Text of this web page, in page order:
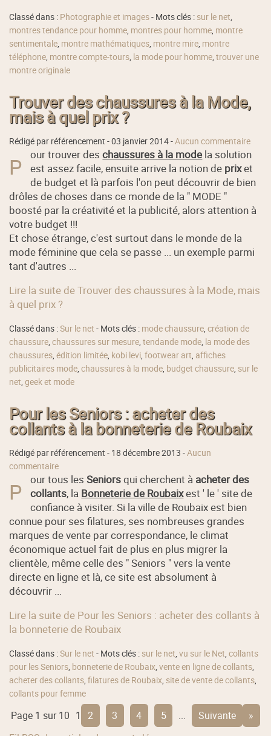
Classé dans : Photographie et images- Mots clés : sur le net
montres tendance pour homme montres pour homme montre
sentimentale montre mathématiques montre mire montre
téléphone montre compte-tours la mode pour homme ,trouver une
montre originale
Trouver des chaussures à la Mode,
mais à quel prix ?
Rédigé par référencement -03 janvier 2014-Aucun commentaire
P our trouver deschaussures à la mode la solution
est assez facile, ensuite arrive la notion de prixet
de budget et là parfois l'on peut découvrir de bien
drôles de choses dans ce monde de la " MODE "
boosté par la créativité et la publicité, alors attention à
votre budget !!!
Et chose étrange, c'est surtout dans le monde de la
mode féminine que cela se passe ... un exemple parmi
tant d'autres ...
Lire la suite de Trouver des chaussures à la Mode, mais
à quel prix ?
Classé dans :Sur le net - Mots clés : mode chaussure,création de
chaussure,chaussures sur mesure,tendande mode, la mode des
chaussures,édition limitée, kobi levi,footwear art, affiches
publicitaires mode,chaussures à la mode, budget chaussure, sur le
net,geek et mode
Pour les Seniors : acheter des
collants à la bonneterie de Roubaix
Rédigé par référencement - 18 décembre 2013 -Aucun
commentaire
P our tous lesSeniorsqui cherchent à acheter des
collants, la Bonneterie de Roubaixest ' le ' site de
confiance à visiter. Si la ville de Roubaix est bien
connue pour ses filatures, ses nombreuses grandes
marques de vente par correspondance, le climat
économique actuel fait de plus en plus migrer la
clientèle, même celle des " Seniors " vers la vente
directe en ligne et là, ce site est absolument à
découvrir ...
Lire la suite de Pour les Seniors : acheter des collants à
la bonneterie de Roubaix
Classé dans :Sur le net - Mots clés : sur le net,vu sur le Net,collants
pour les Seniors, bonneterie de Roubaix,vente en ligne de collants,
acheter des collants,filatures de Roubaix, site de vente de collants,
collants pour femme
Page 1 sur 10 1 2 3 4 5 ... suivante
»